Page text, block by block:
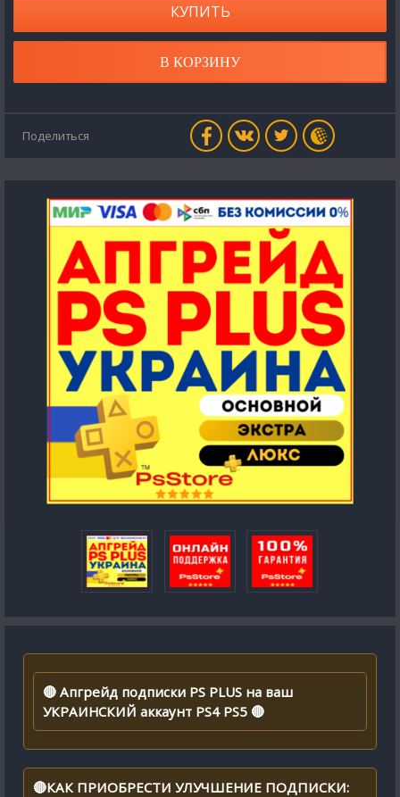
КУПИТЬ
В КОРЗИНУ
Поделиться
🔴 Апгрейд подписки PS PLUS на ваш
УКРАИНСКИЙ аккаунт PS4 PS5 🔴
🔴КАК ПРИОБРЕСТИ УЛУЧШЕНИЕ ПОДПИСКИ: